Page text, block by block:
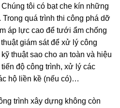
tôi có bạt che kín những
Trong quá trình thi công phá dỡ
áp lực cao để tưới ẩm chống
giám sát để xử lý công
thuật sao cho an toàn và hiệu
độ công trình, xử lý các
hộ liền kề (nếu có)…
trình xây dựng không còn